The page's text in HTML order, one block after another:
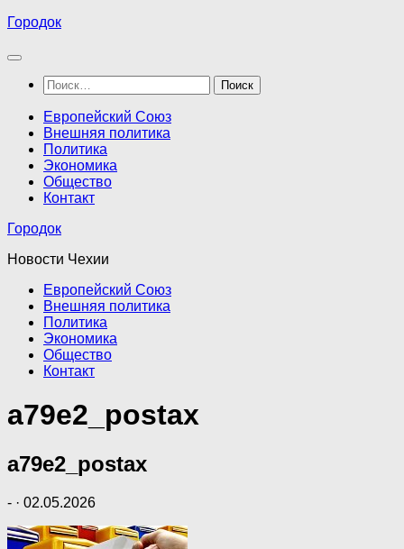
Перейти
содержимому
Городок
Найти:
Европейский Союз
Внешняя политика
Политика
Экономика
Общество
Контакт
Городок
Новости Чехии
Европейский Союз
Внешняя политика
Политика
Экономика
Общество
Контакт
a79e2_postax
a79e2_postax
- · 02.05.2026